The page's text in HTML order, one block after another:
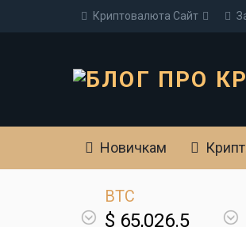
Криптовалюта Cайт
Новичкам
BTC
$ 65,026.5